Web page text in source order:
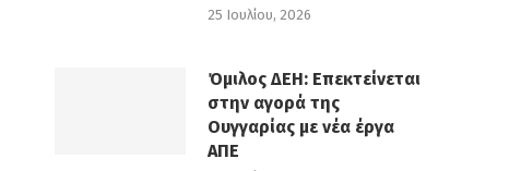
25 Ιουλίου, 2026
Όμιλος ΔΕΗ: Επεκτείνεται
στην αγορά της
Ουγγαρίας με νέα έργα
ΑΠΕ